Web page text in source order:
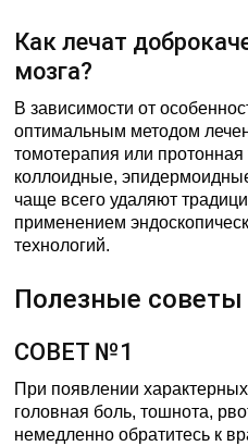
Как лечат
мозга?
В зависимости от
оптимальным методом
томотерапия или
коллоидные,
чаще всего удаляют
применением
технологий.
Полезные советы
СОВЕТ №1
При появлении
головная боль, тошнота,
немедленно обратитесь к